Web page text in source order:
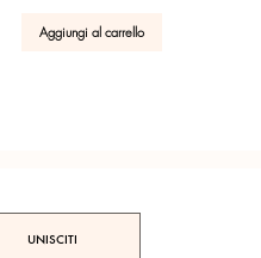
Aggiungi al carrello
UNISCITI